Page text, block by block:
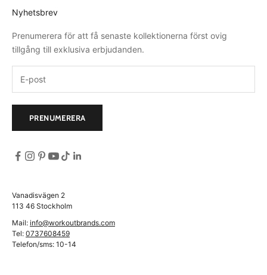
Nyhetsbrev
Prenumerera för att få senaste kollektionerna först ovig
tillgång till exklusiva erbjudanden.
PRENUMERERA
Vanadisvägen 2
113 46 Stockholm
Mail: info@workoutbrands.com
Tel: 0737608459
Telefon/sms: 10-14